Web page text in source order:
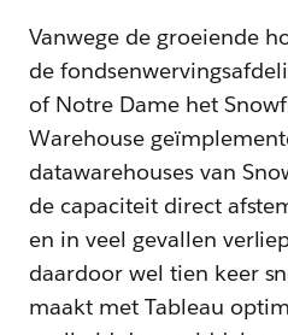
Vanwege de groeiende
de
of Notre Dame het
Warehouse
datawarehouses van
de capaciteit direct
en in veel gevallen
daardoor wel tien keer
maakt met Tableau